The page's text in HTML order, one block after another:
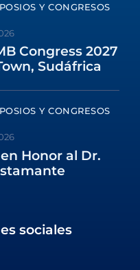
Y CONGRESOS
Congress 2027
Sudáfrica
Y CONGRESOS
Honor al Dr.
sociales